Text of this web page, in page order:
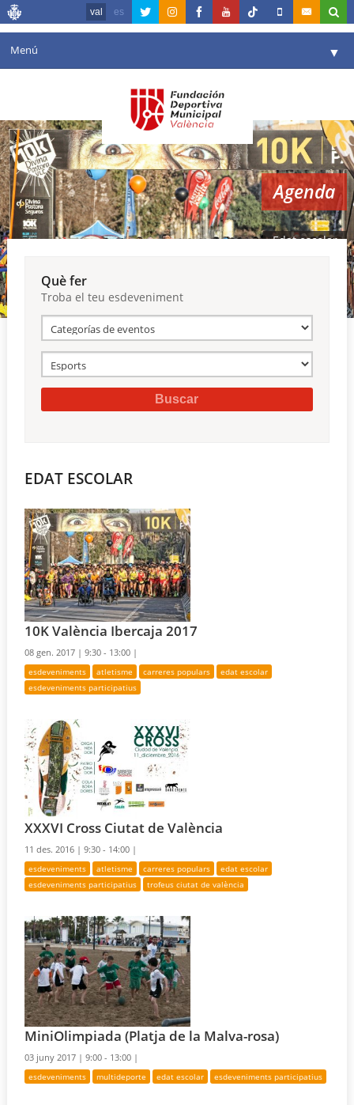
val es
Menú ▼
Agenda
Instal·lacions ▼
Comunicació ▼
València en esport ▼
Reserves
Agenda
Edat escolar
Què fer
Troba el teu esdeveniment
EDAT ESCOLAR
10K València Ibercaja 2017
08 gen. 2017 |9:30 - 13:00 |
esdeveniments atletisme carreres populars
edat escolar
esdeveniments participatius
XXXVI Cross Ciutat de València
11 des. 2016 |9:30 - 14:00 |
esdeveniments atletisme carreres populars
edat escolar
esdeveniments participatius
trofeus ciutat de valència
MiniOlimpiada (Platja de la Malva-rosa)
03 juny 2017 |9:00 - 13:00 |
esdeveniments multideporte edat escolar esdeveniments participatius